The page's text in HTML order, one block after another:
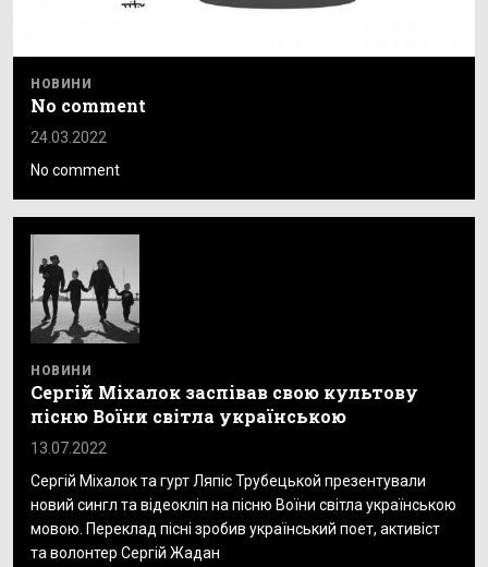
НОВИНИ
No comment
24.03.2022
No comment
НОВИНИ
Сергій Міхалок заспівав свою культову
пісню Воїни світла українською
13.07.2022
Сергій Міхалок та гурт Ляпіс Трубецькой презентували
новий сингл та відеокліп на пісню Воїни світла українською
мовою. Переклад пісні зробив український поет, активіст
та волонтер Сергій Жадан